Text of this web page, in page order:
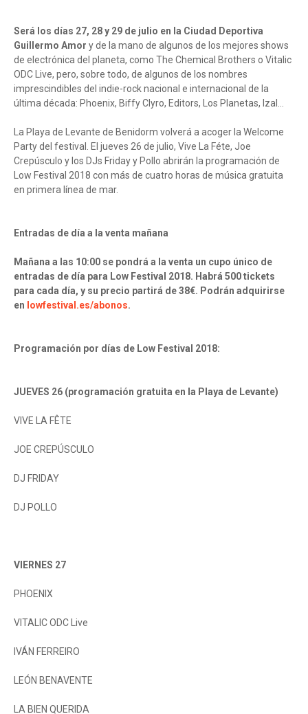
Será los días 27, 28 y 29 de julio en la Ciudad Deportiva
Guillermo Amor y de la mano de algunos de los mejores shows
de electrónica del planeta, como The Chemical Brothers o Vitalic
ODC Live, pero, sobre todo, de algunos de los nombres
imprescindibles del indie-rock nacional e internacional de la
última década: Phoenix, Biffy Clyro, Editors, Los Planetas, Izal…
La Playa de Levante de Benidorm volverá a acoger la Welcome
Party del festival. El jueves 26 de julio, Vive La Féte, Joe
Crepúsculo y los DJs Friday y Pollo abrirán la programación de
Low Festival 2018 con más de cuatro horas de música gratuita
en primera línea de mar.
Entradas de día a la venta mañana
Mañana a las 10:00 se pondrá a la venta un cupo único de
entradas de día para Low Festival 2018. Habrá 500 tickets
para cada día, y su precio partirá de 38€. Podrán adquirirse
en lowfestival.es/abonos.
Programación por días de Low Festival 2018:
JUEVES 26 (programación gratuita en la Playa de Levante)
VIVE LA FÊTE
JOE CREPÚSCULO
DJ FRIDAY
DJ POLLO
VIERNES 27
PHOENIX
VITALIC ODC Live
IVÁN FERREIRO
LEÓN BENAVENTE
LA BIEN QUERIDA